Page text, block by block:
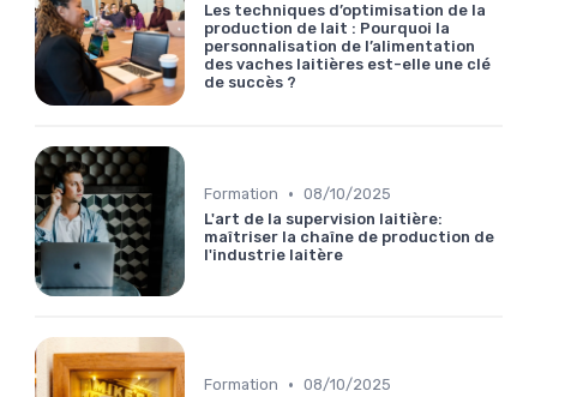
Les techniques d’optimisation de la
production de lait : Pourquoi la
personnalisation de l’alimentation
des vaches laitières est-elle une clé
de succès ?
Formation • 08/10/2025
L'art de la supervision laitière:
maîtriser la chaîne de production de
l'industrie laitère
Formation • 08/10/2025